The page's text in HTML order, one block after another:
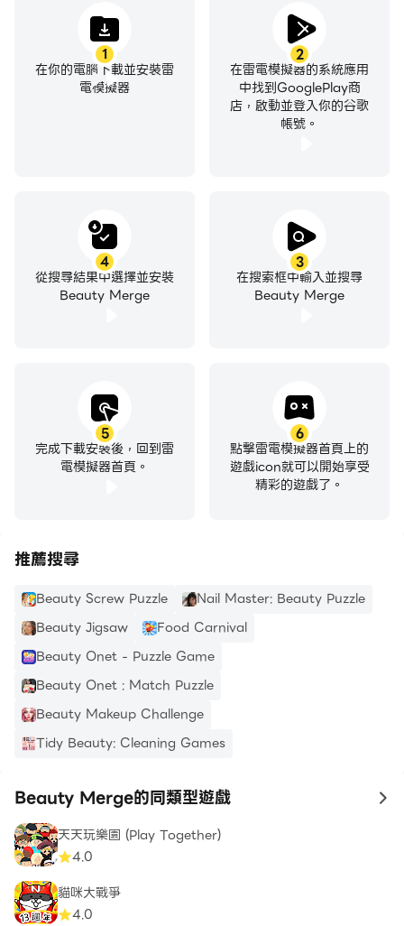
1
在你的電腦下載並安裝雷
電模擬器
2
在雷電模擬器的系統應用
中找到GooglePlay商
店，啟動並登入你的谷歌
帳號。
3
在搜索框中輸入並搜尋
Beauty Merge
4
從搜尋結果中選擇並安裝
Beauty Merge
5
完成下載安裝後，回到雷
電模擬器首頁。
6
點擊雷電模擬器首頁上的
遊戲icon就可以開始享受
精彩的遊戲了。
推薦搜尋
Beauty Screw Puzzle
Nail Master: Beauty Puzzle
Beauty Jigsaw
Food Carnival
Beauty Onet - Puzzle Game
Beauty Onet : Match Puzzle
Beauty Makeup Challenge
Tidy Beauty: Cleaning Games
Beauty Merge的同類型遊戲 to
天天玩樂園 (Play Together)
4.0
貓咪大戰爭
4.0